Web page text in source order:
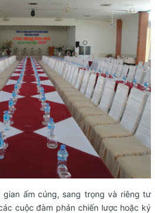
ấm cúng, sang trọng và riêng tư
cuộc đàm phán chiến lược hoặc ký